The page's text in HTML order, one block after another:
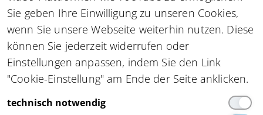
Kompetenznetzwerk automatisierte und
vernetzte Mobilitätinnocam.NRW
Steinbachstraße 7, 52074 Aachen
Tel.+49 162 4861673,info(at)innocam.nrw
Gefördert vom:
Sie geben Ihre Einwilligung zu unseren Cookies,
wenn Sie unsere Webseite weiterhin nutzen. Diese
können Sie jederzeit widerrufen oder
Einstellungen anpassen, indem Sie den Link
"Cookie-Einstellung" am Ende der Seite anklicken.
technisch notwendig